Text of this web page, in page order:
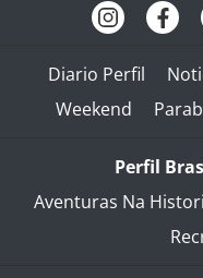
Diario Perfil
Weekend
Perfil
Aventuras Na